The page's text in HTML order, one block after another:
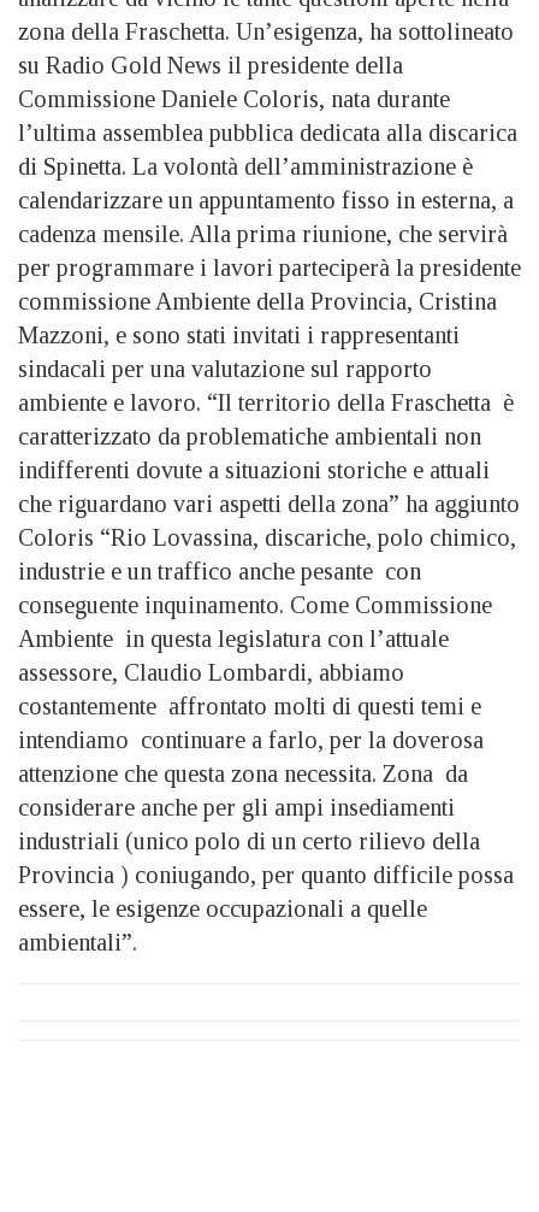
zona della Fraschetta. Un’esigenza, ha sottolineato
su Radio Gold News il presidente della
Commissione Daniele Coloris, nata durante
l’ultima assemblea pubblica dedicata alla discarica
di Spinetta. La volontà dell’amministrazione è
calendarizzare un appuntamento fisso in esterna, a
cadenza mensile. Alla prima riunione, che servirà
per programmare i lavori parteciperà la presidente
commissione Ambiente della Provincia, Cristina
Mazzoni, e sono stati invitati i rappresentanti
sindacali per una valutazione sul rapporto
ambiente e lavoro. “Il territorio della Fraschetta è
caratterizzato da problematiche ambientali non
indifferenti dovute a situazioni storiche e attuali
che riguardano vari aspetti della zona” ha aggiunto
Coloris “Rio Lovassina, discariche, polo chimico,
industrie e un traffico anche pesante con
conseguente inquinamento. Come Commissione
Ambiente in questa legislatura con l’attuale
assessore, Claudio Lombardi, abbiamo
costantemente affrontato molti di questi temi e
intendiamo continuare a farlo, per la doverosa
attenzione che questa zona necessita. Zona da
considerare anche per gli ampi insediamenti
industriali (unico polo di un certo rilievo della
Provincia ) coniugando, per quanto difficile possa
essere, le esigenze occupazionali a quelle
ambientali”.